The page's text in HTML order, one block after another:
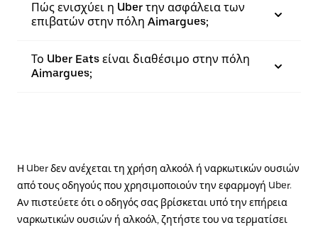
Πώς ενισχύει η Uber την ασφάλεια των
επιβατών στην πόλη Aimargues;
Το Uber Eats είναι διαθέσιμο στην πόλη
Aimargues;
Η Uber δεν ανέχεται τη χρήση αλκοόλ ή ναρκωτικών ουσιών
από τους οδηγούς που χρησιμοποιούν την εφαρμογή Uber.
Αν πιστεύετε ότι ο οδηγός σας βρίσκεται υπό την επήρεια
ναρκωτικών ουσιών ή αλκοόλ, ζητήστε του να τερματίσει